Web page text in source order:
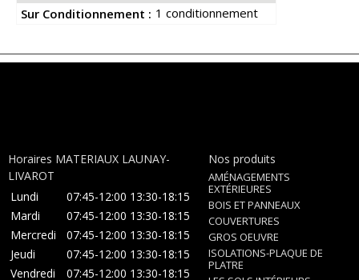
Sur Conditionnement : 1 conditionnement
Horaires MATERIAUX LAUNAY-
LIVAROT
Lundi
07:45-12:00 13:30-18:15
Mardi
07:45-12:00 13:30-18:15
Mercredi
07:45-12:00 13:30-18:15
Jeudi
07:45-12:00 13:30-18:15
Vendredi
07:45-12:00 13:30-18:15
Nos produits
AMÉNAGEMENTS
EXTÉRIEURES
BOIS ET PANNEAUX
COUVERTURES
GROS OEUVRE
ISOLATIONS-PLAQUE DE
PLATRE